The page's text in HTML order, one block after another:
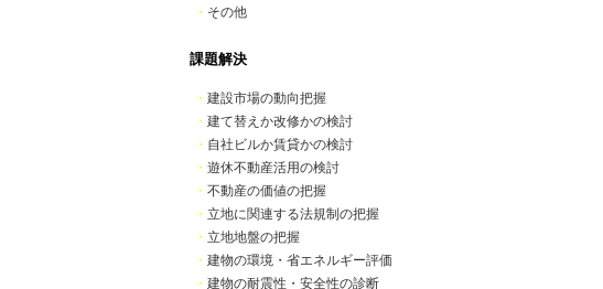
・ その他
課題解決
・ 建設市場の動向把握
・ 建て替えか改修かの検討
・ 自社ビルか賃貸かの検討
・ 遊休不動産活用の検討
・ 不動産の価値の把握
・ 立地に関連する法規制の把握
・ 立地地盤の把握
・ 建物の環境・省エネルギー評価
・ 建物の耐震性・安全性の診断